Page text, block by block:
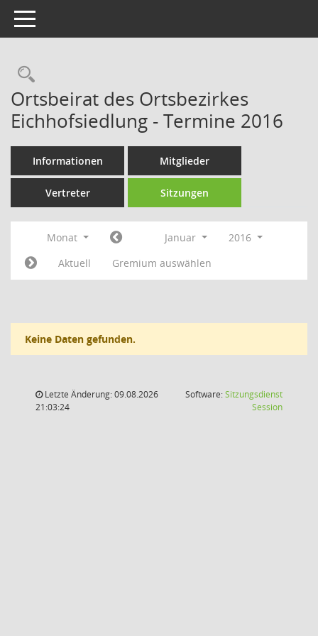
Toggle navigation
Rechercheauswahl
Ortsbeirat des Ortsbezirkes
Eichhofsiedlung - Termine 2016
Informationen Mitglieder
Vertreter Sitzungen
Monat Januar
2016
Aktuell
Gremium auswählen
Keine Daten gefunden.
Letzte Änderung: 09.08.2026
21:03:24
Software:Sitzungsdienst
Session(Wird in